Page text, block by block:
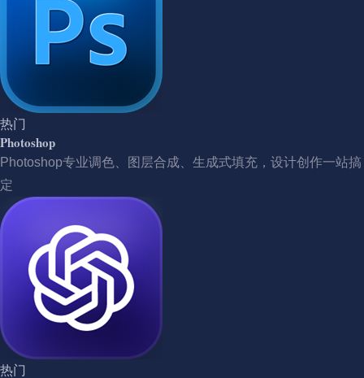
热门
Photoshop
Photoshop专业调色、图层合成、生成式填充，设计创作一站搞
定
热门